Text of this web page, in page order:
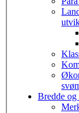
Bredde og